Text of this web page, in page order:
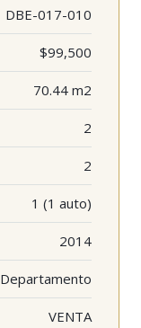
DBE-017-010
$99,500
70.44 m2
2
2
1 (1 auto)
2014
Departamento
VENTA